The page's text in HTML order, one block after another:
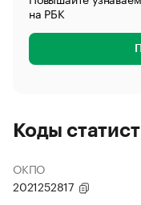
на РБК
Коды
ОКПО
2021252817